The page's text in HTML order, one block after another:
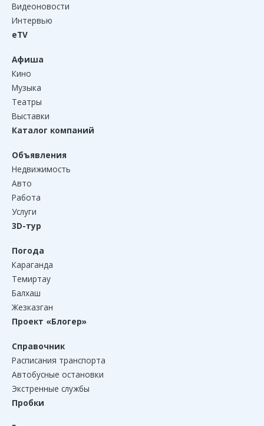
Видеоновости
Интервью
eTV
Афиша
Кино
Музыка
Театры
Выставки
Каталог компаний
Объявления
Недвижимость
Авто
Работа
Услуги
3D-тур
Погода
Караганда
Темиртау
Балхаш
Жезказган
Проект «Блогер»
Справочник
Расписания транспорта
Автобусные остановки
Экстренные службы
Пробки